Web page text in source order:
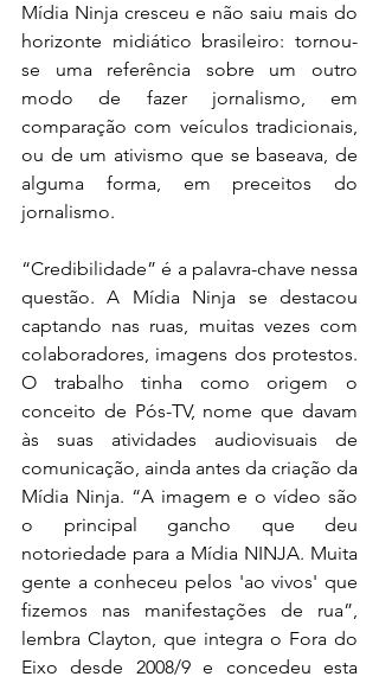
Mídia Ninja cresceu e não saiu mais do
horizonte midiático brasileiro: tornou-
se uma referência sobre um outro
modo de fazer jornalismo, em
comparação com veículos tradicionais,
ou de um ativismo que se baseava, de
alguma forma, em preceitos do
jornalismo.
“Credibilidade” é a palavra-chave nessa
questão. A Mídia Ninja se destacou
captando nas ruas, muitas vezes com
colaboradores, imagens dos protestos.
O trabalho tinha como origem o
conceito de Pós-TV, nome que davam
às suas atividades audiovisuais de
comunicação, ainda antes da criação da
Mídia Ninja. “A imagem e o vídeo são
o principal gancho que deu
notoriedade para a Mídia NINJA. Muita
gente a conheceu pelos 'ao vivos' que
fizemos nas manifestações de rua”,
lembra Clayton, que integra o Fora do
Eixo desde 2008/9 e concedeu esta